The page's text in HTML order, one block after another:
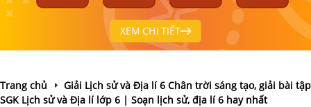
XEM CHI TIẾT
Trang chủ
Giải Lịch sử và Địa lí 6 Chân trời sáng tạo, giải bài tập
SGK Lịch sử và Địa lí lớp 6 | Soạn lịch sử, địa lí 6 hay nhất